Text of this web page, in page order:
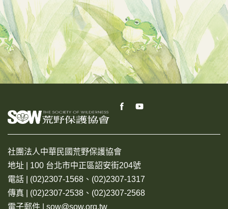
社團法人中華民國荒野保護協會
地址 | 100 台北市中正區詔安街204號
電話 | (02)2307-1568、(02)2307-1317
傳真 | (02)2307-2538、(02)2307-2568
電子郵件 | sow@sow.org.tw